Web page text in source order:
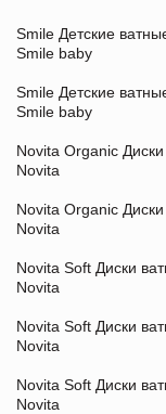
Smile Детские
Smile baby
Smile Детские
Smile baby
Novita Organic
Novita
Novita Organic
Novita
Novita Soft Диски
Novita
Novita Soft Диски
Novita
Novita Soft Диски
Novita